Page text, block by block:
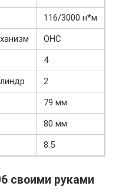
116/3000 н*м
OHC
4
2
79 мм
80 мм
8.5
своими руками